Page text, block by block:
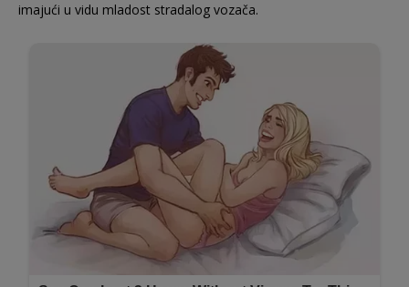
imajući u vidu mladost stradalog vozača.